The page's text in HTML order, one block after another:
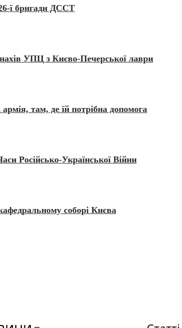
ї бригади ДССТ
УПЦ з Києво-Печерської лаври
там, де їй потрібна допомога
Російсько-Української Війни
соборі Києва